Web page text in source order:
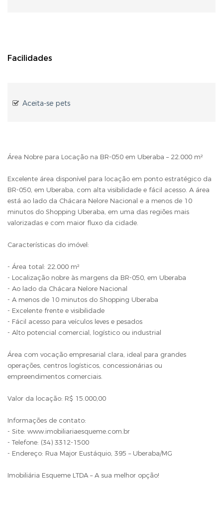
Facilidades
Aceita-se pets
Área Nobre para Locação na BR-050 em Uberaba – 22.000 m²
Excelente área disponível para locação em ponto estratégico da
BR-050, em Uberaba, com alta visibilidade e fácil acesso. A área
está ao lado da Chácara Nelore Nacional e a menos de 10
minutos do Shopping Uberaba, em uma das regiões mais
valorizadas e com maior fluxo da cidade.
Características do imóvel:
- Área total: 22.000 m²
- Localização nobre às margens da BR-050, em Uberaba
- Ao lado da Chácara Nelore Nacional
- A menos de 10 minutos do Shopping Uberaba
- Excelente frente e visibilidade
- Fácil acesso para veículos leves e pesados
- Alto potencial comercial, logístico ou industrial
Área com vocação empresarial clara, ideal para grandes
operações, centros logísticos, concessionárias ou
empreendimentos comerciais.
Valor da locação: R$ 15.000,00
Informações de contato:
- Site: www.imobiliariaesqueme.com.br
- Telefone: (34) 3312-1500
- Endereço: Rua Major Eustáquio, 395 – Uberaba/MG
Imobiliária Esqueme LTDA – A sua melhor opção!